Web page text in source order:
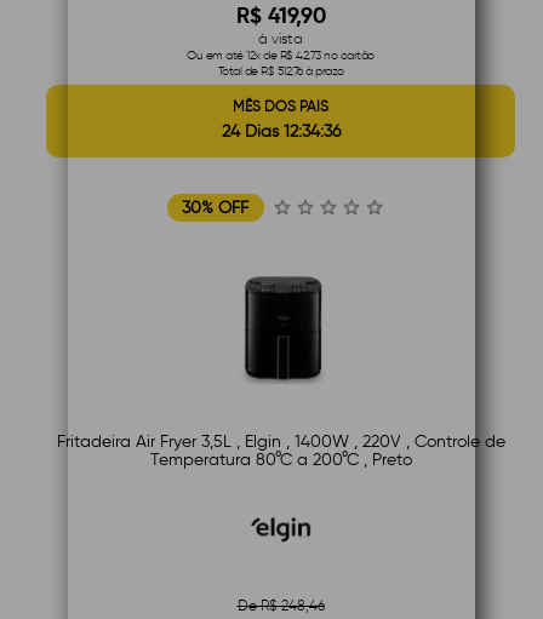
R$ 419,90
à vista
Ou em até 12x de R$ 42,73 no cartão
Total de R$ 512,76 à prazo
MÊS DOS PAIS
24 Dias 12:34:35
30% OFF
Fritadeira Air Fryer 3,5L , Elgin , 1400W , 220V , Controle de
Temperatura 80°C a 200°C , Preto
De R$ 248,46